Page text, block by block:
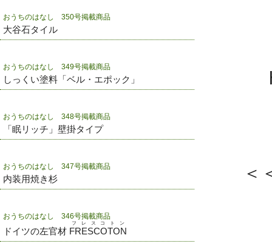
おうちのはなし 350号掲載商品
大谷石タイル
おうちのはなし 349号掲載商品
しっくい塗料「ベル・エポック」
おうちのはなし 348号掲載商品
「眠リッチ」壁掛タイプ
おうちのはなし 347号掲載商品
内装用焼き杉
おうちのはなし 346号掲載商品
ドイツの左官材 FRESCOTON
フレスコトン
＜